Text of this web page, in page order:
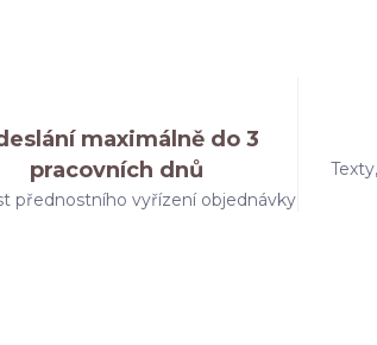
maximálně do 3
pracovních dnů
přednostního vyřízení objednávky